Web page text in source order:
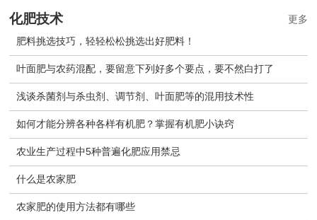
化肥技术
肥料挑选技巧，轻轻松松挑选出好肥料！
叶面肥与农药混配，要留意下列好多个要点，要不然白打了
浅谈杀菌剂与杀虫剂、调节剂、叶面肥等的混用技术性
如何才能分辨各种各样有机肥？掌握有机肥小诀窍
农业生产过程中5种普遍化肥应用禁忌
什么是农家肥
农家肥的使用方法都有哪些
更多